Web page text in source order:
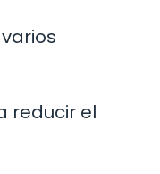
reducir el